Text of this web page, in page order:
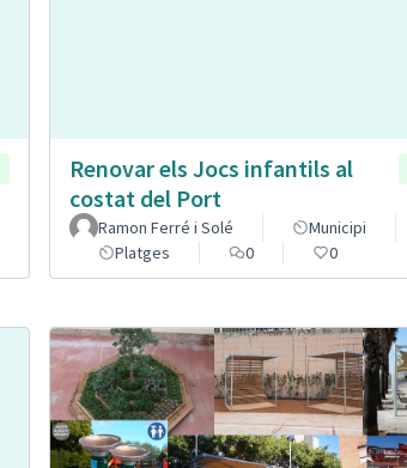
Renovar els Jocs infantils al
costat del Port
Ramon Ferré i Solé
Municipi
Platges
0 0